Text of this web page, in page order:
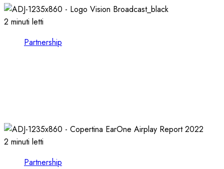
2 minuti letti
Partnership
2 minuti letti
Partnership